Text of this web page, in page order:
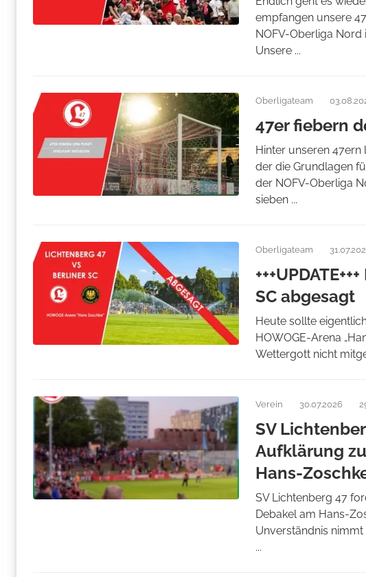
empfangen unsere
NOFV-Oberliga Nord
Unsere ...
Oberligateam
47er fiebern
Hinter unseren
der die Grundlagen
der NOFV-Oberliga
sieben ...
Oberligateam
SC abgesagt
Heute sollte
HOWOGE-Arena
Wettergott nicht
Verein 30.07.2026
SV
Aufklärung
Hans-
SV Lichtenberg 47
Debakel am Hans-
Unverständnis
...